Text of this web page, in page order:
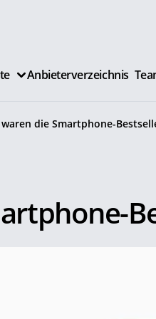
Anbieterverzeichnis
waren die Smartphone-